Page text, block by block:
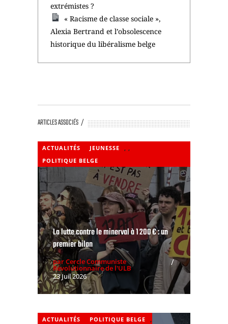
extrémistes ?
« Racisme de classe sociale »,
Alexia Bertrand et l’obsolescence
historique du libéralisme belge
ARTICLES ASSOCIÉS
ACTUALITÉS JEUNESSE
POLITIQUE BELGE
La lutte contre le minerval à 1 200 € : un
premier bilan
par Cercle Communiste
Révolutionnaire de l'ULB
23 Juil 2026
ACTUALITÉS POLITIQUE BELGE